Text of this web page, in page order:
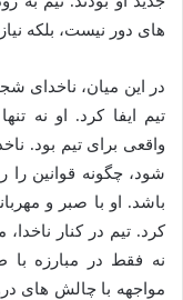
های دور نیست، بلکه
در این میان، ناخدای
تیم ایفا کرد. او نه
واقعی برای تیم بود.
شود، چگونه قوانین را
باشد. او با صبر و
کرد. تیم در کنار
نه فقط در مبارزه با
مواجهه با چالش های